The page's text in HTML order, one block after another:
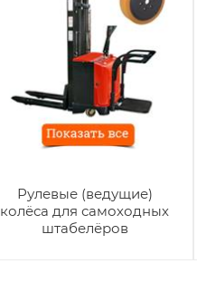
Рулевые (ведущие)
колёса для самоходных
штабелёров